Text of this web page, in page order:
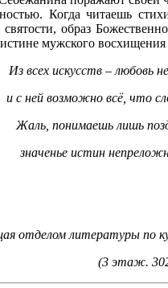
Когда читаешь
святости, образ
мужского
Из всех искусств – любовь
и с ней возможно всё, что
Жаль, понимаешь лишь
значенье истин
отделом литературы по
(3 этаж.